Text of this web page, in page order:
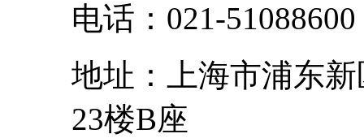
电话： 021-51088600
地址：
上海市浦东新
23楼B座